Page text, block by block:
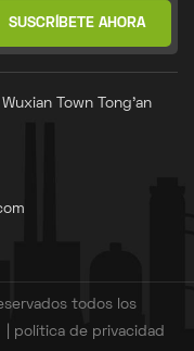
Wuxian Town Tong'an
todos los
política de privacidad